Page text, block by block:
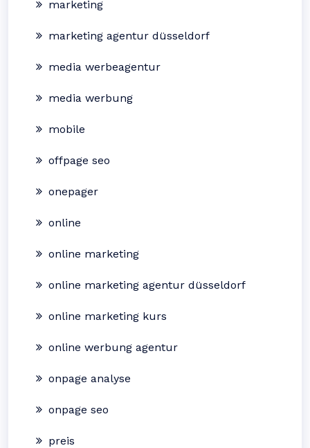
marketing
marketing agentur düsseldorf
media werbeagentur
media werbung
mobile
offpage seo
onepager
online
online marketing
online marketing agentur düsseldorf
online marketing kurs
online werbung agentur
onpage analyse
onpage seo
preis